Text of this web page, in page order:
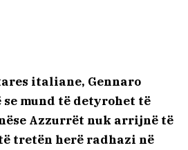
italiane, Gennaro
se mund të detyrohet të
Azzurrët nuk arrijnë të
tretën herë radhazi në